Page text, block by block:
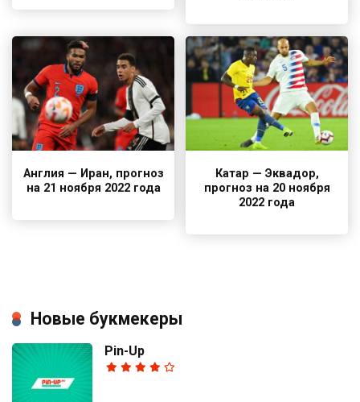
Англия — Иран, прогноз
на 21 ноября 2022 года
Катар — Эквадор,
прогноз на 20 ноября
2022 года
Новые букмекеры
Pin-Up